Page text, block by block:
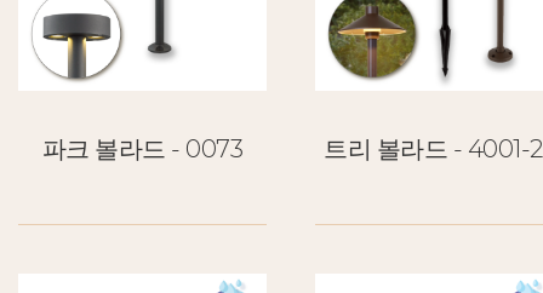
파크 볼라드 - 0073 트리 볼라드 - 4001-